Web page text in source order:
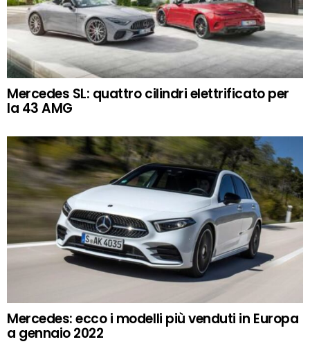
Mercedes SL: quattro cilindri elettrificato per
la 43 AMG
Mercedes: ecco i modelli più venduti in Europa
a gennaio 2022